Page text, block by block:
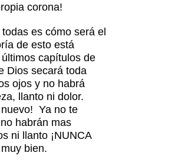
corona!
es cómo será el
de esto está
capítulos de
Dios secará toda
ojos y no habrá
llanto ni dolor.
nuevo! Ya no te
habrán mas
ni llanto ¡NUNCA
bien.